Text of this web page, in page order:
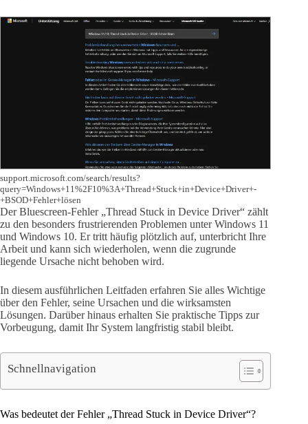
support.microsoft.com/search/results?
query=Windows+11%2F10%3A+Thread+Stuck+in+Device+Driver+-
+BSOD+Fehler+lösen
Der Bluescreen-Fehler „Thread Stuck in Device Driver“ zählt
zu den besonders frustrierenden Problemen unter Windows 11
und Windows 10. Er tritt häufig plötzlich auf, unterbricht Ihre
Arbeit und kann sich wiederholen, wenn die zugrunde
liegende Ursache nicht behoben wird.
In diesem ausführlichen Leitfaden erfahren Sie alles Wichtige
über den Fehler, seine Ursachen und die wirksamsten
Lösungen. Darüber hinaus erhalten Sie praktische Tipps zur
Vorbeugung, damit Ihr System langfristig stabil bleibt.
Schnellnavigation
Was bedeutet der Fehler „Thread Stuck in Device Driver“?